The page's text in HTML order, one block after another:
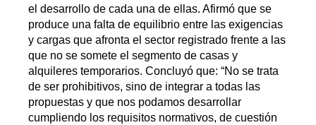
el desarrollo de cada una de ellas. Afirmó que se
produce una falta de equilibrio entre las exigencias
y cargas que afronta el sector registrado frente a las
que no se somete el segmento de casas y
alquileres temporarios. Concluyó que: “No se trata
de ser prohibitivos, sino de integrar a todas las
propuestas y que nos podamos desarrollar
cumpliendo los requisitos normativos, de cuestión